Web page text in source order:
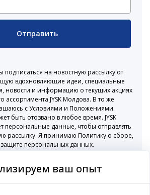
Отправить
подписаться на новостную рассылку от
вдохновляющие идеи, специальные
новости и информацию о текущих акциях
ассортимента JYSK Молдова. В то же
с Условиями и Положениями.
быть отозвано в любое время. JYSK
персональные данные, чтобы отправлять
рассылку. Я принимаю Политику о сборе,
персональных данных.
ваш опыт